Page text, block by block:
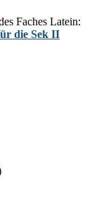
Faches Latein:
die Sek II